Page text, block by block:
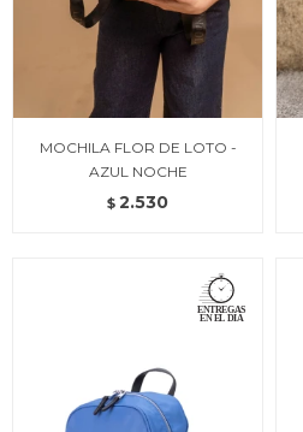
MOCHILA FLOR DE LOTO -
AZUL NOCHE
$ 2.530